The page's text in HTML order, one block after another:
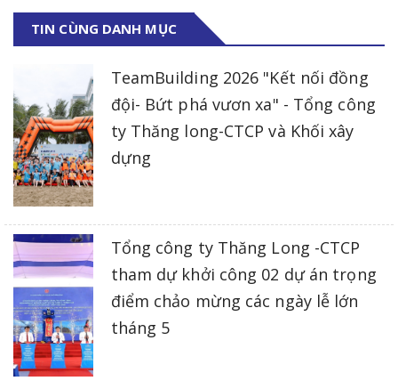
TIN CÙNG DANH MỤC
TeamBuilding 2026 "Kết nối đồng
đội- Bứt phá vươn xa" - Tổng công
ty Thăng long-CTCP và Khối xây
dựng
Tổng công ty Thăng Long -CTCP
tham dự khởi công 02 dự án trọng
điểm chảo mừng các ngày lễ lớn
tháng 5